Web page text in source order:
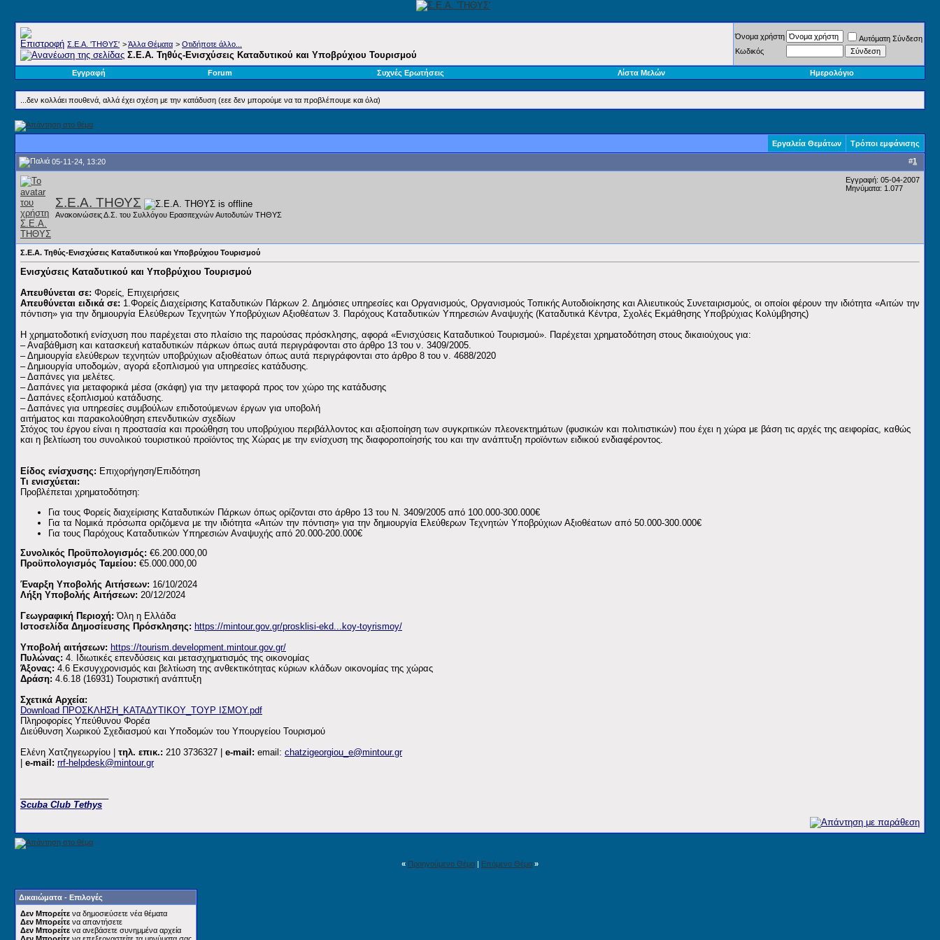
Σ.E.A. 'ΤΗΘΥΣ' >Άλλα Θέματα > Οτιδήποτε άλλο...
Σ.Ε.Α. Τηθύς-Ενισχύσεις Καταδυτικού και Υποβρύχιου Τουρισμού
Όνομα χρήστη
Αυτόματη Σύνδεση
Κωδικός
Εγγραφή Forum Συχνές Ερωτήσεις Λίστα Μελών Ημερολόγιο
...δεν κολλάει πουθενά, αλλά έχει σχέση με την κατάδυση (εεε δεν μπορούμε να τα προβλέπουμε και όλα)
Εργαλεία Θεμάτων Τρόποι εμφάνισης
#1
05-11-24, 13:20
Σ.Ε.Α. ΤΗΘΥΣ
Ανακοινώσεις Δ.Σ. του Συλλόγου Ερασιτεχνών Αυτοδυτών ΤΗΘΥΣ
Εγγραφή: 05-04-2007
Μηνύματα: 1.077
Σ.Ε.Α. Τηθύς-Ενισχύσεις Καταδυτικού και Υποβρύχιου Τουρισμού
Ενισχύσεις Καταδυτικού και Υποβρύχιου Τουρισμού
Απευθύνεται σε: Φορείς, Επιχειρήσεις
Απευθύνεται ειδικά σε: 1.Φορείς Διαχείρισης Καταδυτικών Πάρκων 2. Δημόσιες υπηρεσίες και Οργανισμούς, Οργανισμούς Τοπικής Αυτοδιοίκησης και Αλιευτικούς Συνεταιρισμούς, οι οποίοι φέρουν την ιδιότητα «Αιτών την
πόντιση» για την δημιουργία Ελεύθερων Τεχνητών Υποβρύχιων Αξιοθέατων 3. Παρόχους Καταδυτικών Υπηρεσιών Αναψυχής (Καταδυτικά Κέντρα, Σχολές Εκμάθησης Υποβρύχιας Κολύμβησης)
Η χρηματοδοτική ενίσχυση που παρέχεται στο πλαίσιο της παρούσας πρόσκλησης, αφορά «Ενισχύσεις Καταδυτικού Τουρισμού». Παρέχεται χρηματοδότηση στους δικαιούχους για:
– Αναβάθμιση και κατασκευή καταδυτικών πάρκων όπως αυτά περιγράφονται στο άρθρο 13 του ν. 3409/2005.
– Δημιουργία ελεύθερων τεχνητών υποβρύχιων αξιοθέατων όπως αυτά περιγράφονται στο άρθρο 8 του ν. 4688/2020
– Δημιουργία υποδομών, αγορά εξοπλισμού για υπηρεσίες κατάδυσης.
– Δαπάνες για μελέτες.
– Δαπάνες για μεταφορικά μέσα (σκάφη) για την μεταφορά προς τον χώρο της κατάδυσης
– Δαπάνες εξοπλισμού κατάδυσης.
– Δαπάνες για υπηρεσίες συμβούλων επιδοτούμενων έργων για υποβολή
αιτήματος και παρακολούθηση επενδυτικών σχεδίων
Στόχος του έργου είναι η προστασία και προώθηση του υποβρύχιου περιβάλλοντος και αξιοποίηση των συγκριτικών πλεονεκτημάτων (φυσικών και πολιτιστικών) που έχει η χώρα με βάση τις αρχές της αειφορίας, καθώς
και η βελτίωση του συνολικού τουριστικού προϊόντος της Χώρας με την ενίσχυση της διαφοροποίησής του και την ανάπτυξη προϊόντων ειδικού ενδιαφέροντος.
Είδος ενίσχυσης: Επιχορήγηση/Επιδότηση
Τι ενισχύεται:
Προβλέπεται χρηματοδότηση:
Για τους Φορείς διαχείρισης Καταδυτικών Πάρκων όπως ορίζονται στο άρθρο 13 του Ν. 3409/2005 από 100.000-300.000€
Για τα Νομικά πρόσωπα οριζόμενα με την ιδιότητα «Αιτών την πόντιση» για την δημιουργία Ελεύθερων Τεχνητών Υποβρύχιων Αξιοθέατων από 50.000-300.000€
Για τους Παρόχους Καταδυτικών Υπηρεσιών Αναψυχής από 20.000-200.000€
Συνολικός Προϋπολογισμός: €6.200.000,00
Προϋπολογισμός Ταμείου: €5.000.000,00
Έναρξη Υποβολής Αιτήσεων: 16/10/2024
Λήξη Υποβολής Αιτήσεων: 20/12/2024
Γεωγραφική Περιοχή: Όλη η Ελλάδα
Ιστοσελίδα Δημοσίευσης Πρόσκλησης: https://mintour.gov.gr/prosklisi-ekd...koy-toyrismoy/
Υποβολή αιτήσεων: https://tourism.development.mintour.gov.gr/
Πυλώνας: 4. Ιδιωτικές επενδύσεις και μετασχηματισμός της οικονομίας
Άξονας: 4.6 Εκσυγχρονισμός και βελτίωση της ανθεκτικότητας κύριων κλάδων οικονομίας της χώρας
Δράση: 4.6.18 (16931) Τουριστική ανάπτυξη
Σχετικά Αρχεία:
Download ΠΡΟΣΚΛΗΣΗ_ΚΑΤΑΔΥΤΙΚΟΥ_ΤΟΥΡ ΙΣΜΟΥ.pdf
Πληροφορίες Υπεύθυνου Φορέα
Διεύθυνση Χωρικού Σχεδιασμού και Υποδομών του Υπουργείου Τουρισμού
Ελένη Χατζηγεωργίου | τηλ. επικ.: 210 3736327 | e-mail: email: chatzigeorgiou_e@mintour.gr
e-mail: rrf-helpdesk@mintour.gr
Scuba Club Tethys
« Προηγούμενο Θέμα | Επόμενο Θέμα »
Δικαιώματα - Επιλογές
Δεν Μπορείτε να δημοσιεύσετε νέα θέματα
Δεν Μπορείτε να απαντήσετε
Δεν Μπορείτε να ανεβάσετε συνημμένα αρχεία